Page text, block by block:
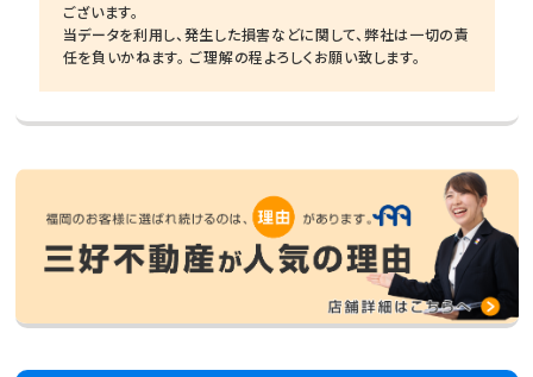
ございます。
当データを利用し、発生した損害などに関して、弊社は一切の責
任を負いかねます。 ご理解の程よろしくお願い致します。